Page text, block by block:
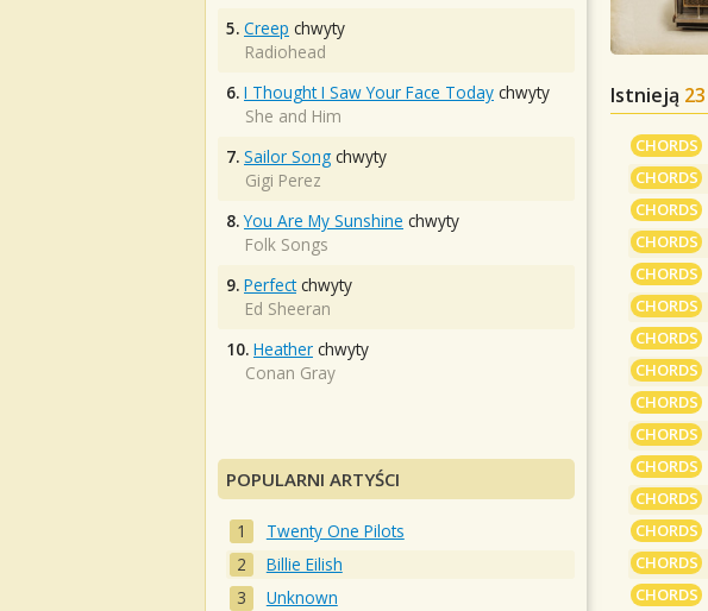
Istnieją 23
CHORDS
CHORDS
CHORDS
CHORDS
CHORDS
CHORDS
CHORDS
CHORDS
CHORDS
CHORDS
CHORDS
CHORDS
CHORDS
CHORDS
CHORDS
5. Creep chwyty
Radiohead
6. I Thought I Saw Your Face Today chwyty
She and Him
7. Sailor Song chwyty
Gigi Perez
8. You Are My Sunshine chwyty
Folk Songs
9. Perfectchwyty
Ed Sheeran
10. Heather chwyty
Conan Gray
POPULARNI ARTYŚCI
Twenty One Pilots
Billie Eilish
Unknown